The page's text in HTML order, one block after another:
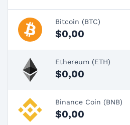
Bitcoin (BTC)
$0,00
Ethereum (ETH)
$0,00
Binance Coin (BNB)
$0,00